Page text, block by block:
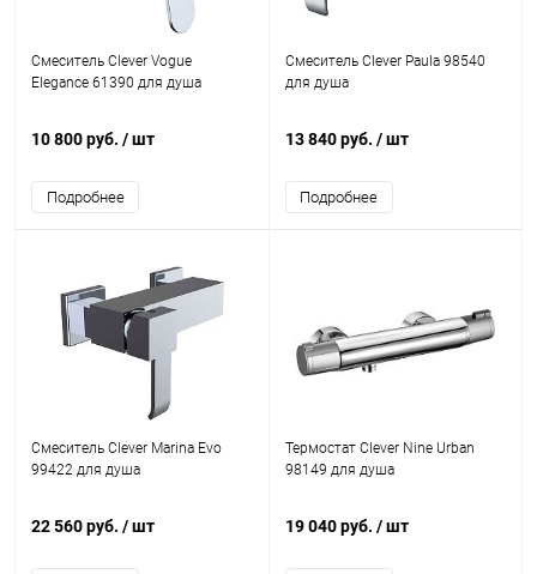
Смеситель Clever Vogue
Elegance 61390 для душа
10 800 руб. / шт
Подробнее
Смеситель Clever Paula 98540
для душа
13 840 руб. / шт
Подробнее
Смеситель Clever Marina Evo
99422 для душа
22 560 руб. / шт
Термостат Clever Nine Urban
98149 для душа
19 040 руб. / шт